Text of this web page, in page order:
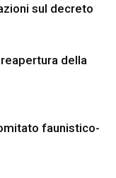
sul decreto
della
faunistico-